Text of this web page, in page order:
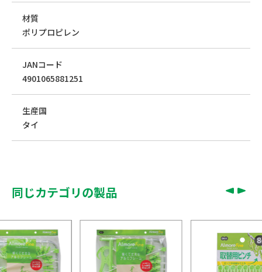
材質
ポリプロピレン
JANコード
4901065881251
生産国
タイ
同じカテゴリの製品